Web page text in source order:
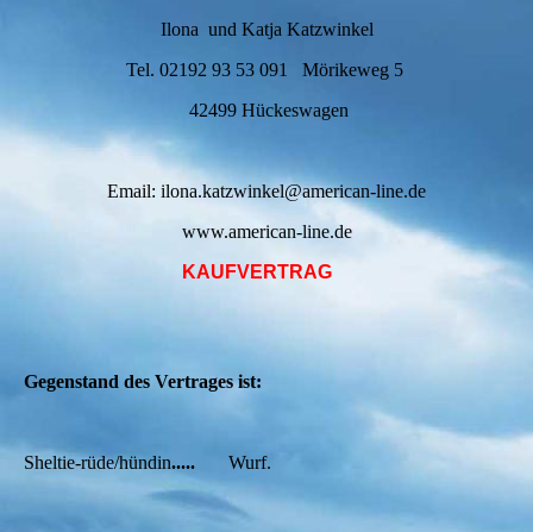
Ilona und Katja Katzwinkel
Tel. 02192 93 53 091 Mörikeweg 5
42499 Hückeswagen
Email: ilona.katzwinkel@american-line.de
www.american-line.de
KAUFVERTRAG
Gegenstand des Vertrages ist:
Sheltie-rüde/hündin..... Wurf.